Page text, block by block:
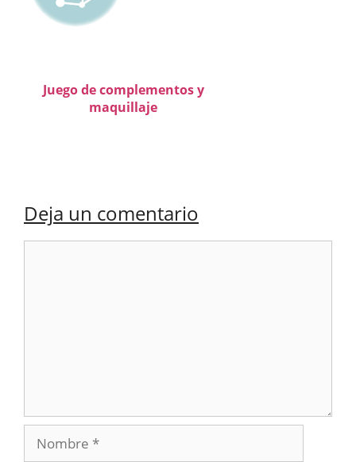
Juego de complementos y
maquillaje
Deja un comentario
Nombre